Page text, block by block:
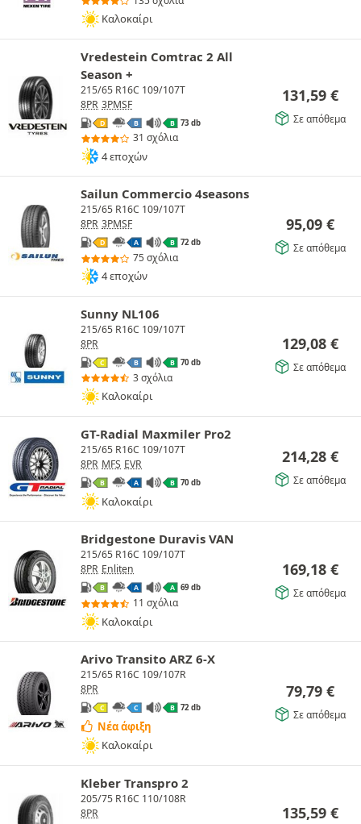
Καλοκαίρι
Vredestein Comtrac 2 All
Season +
215/65 R16C 109/107T
8PR 3PMSF
D B B 73 db
31 σχόλια
4 εποχών
131,59 €
Σε απόθεμα
Sailun Commercio 4seasons
215/65 R16C 109/107T
8PR 3PMSF
D A B 72 db
75 σχόλια
4 εποχών
95,09 €
Σε απόθεμα
Sunny NL106
215/65 R16C 109/107T
8PR
C B B 70 db
3 σχόλια
Καλοκαίρι
129,08 €
Σε απόθεμα
GT-Radial Maxmiler Pro2
215/65 R16C 109/107T
8PR MFS EVR
B A B 70 db
Καλοκαίρι
214,28 €
Σε απόθεμα
Bridgestone Duravis VAN
215/65 R16C 109/107T
8PR Enliten
B A A 69 db
11 σχόλια
Καλοκαίρι
169,18 €
Σε απόθεμα
Arivo Transito ARZ 6-X
215/65 R16C 109/107R
8PR
C C B 72 db
Νέα άφιξη
Καλοκαίρι
79,79 €
Σε απόθεμα
Kleber Transpro 2
205/75 R16C 110/108R
8PR
135,59 €